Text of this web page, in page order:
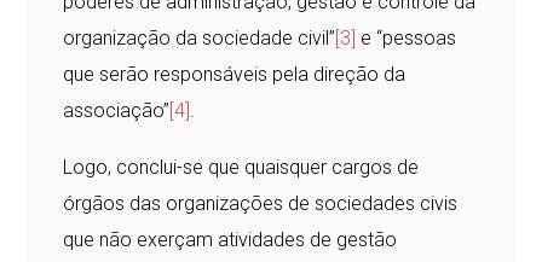
organização da sociedade civil” [3] e “pessoas
que serão responsáveis pela direção da
associação” [4] .
Logo, conclui-se que quaisquer cargos de
órgãos das organizações de sociedades civis
que não exerçam atividades de gestão